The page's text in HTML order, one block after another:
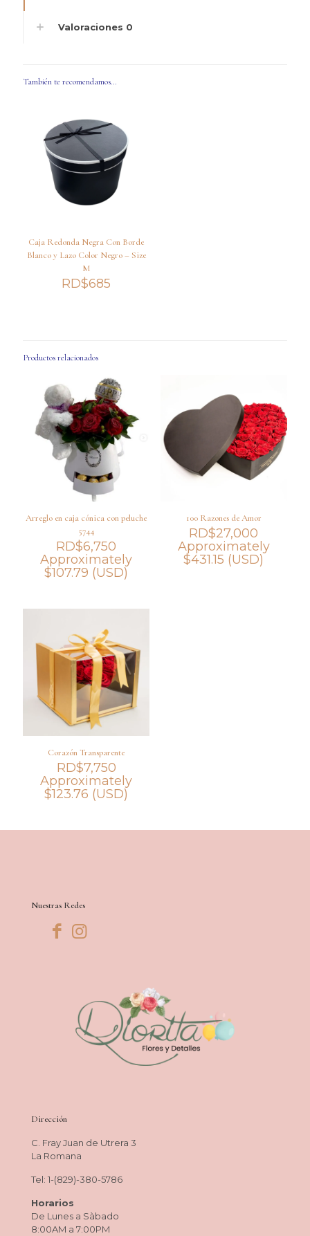
Valoraciones 0
También te recomendamos…
Caja Redonda Negra Con Borde
Blanco y Lazo Color Negro – Size
M
RD$685
Productos relacionados
Arreglo en caja cónica con peluche
5744
RD$6,750
Approximately
$107.79 (USD)
100 Razones de Amor
RD$27,000
Approximately
$431.15 (USD)
Corazón Transparente
RD$7,750
Approximately
$123.76 (USD)
Nuestras Redes
Dirección
C. Fray Juan de Utrera 3
La Romana
Tel: 1-(829)-380-5786
Horarios
De Lunes a Sàbado
8:00AM a 7:00PM